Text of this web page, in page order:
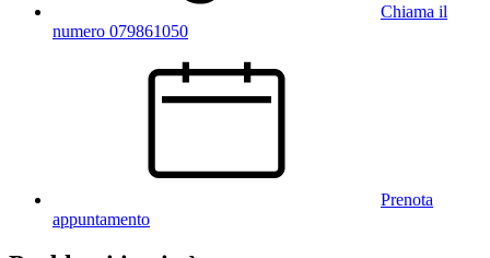
Chiama il
numero 079861050
Prenota
appuntamento